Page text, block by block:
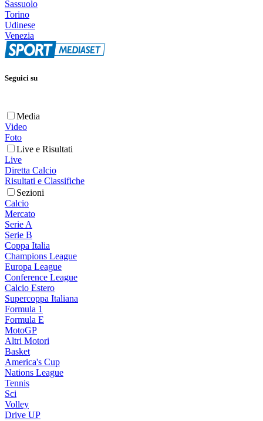
Sassuolo
Torino
Udinese
Venezia
Seguici su
Media
Video
Foto
Live e Risultati
Live
Diretta Calcio
Risultati e Classifiche
Sezioni
Calcio
Mercato
Serie A
Serie B
Coppa Italia
Champions League
Europa League
Conference League
Calcio Estero
Supercoppa Italiana
Formula 1
Formula E
MotoGP
Altri Motori
Basket
America's Cup
Nations League
Tennis
Sci
Volley
Drive UP